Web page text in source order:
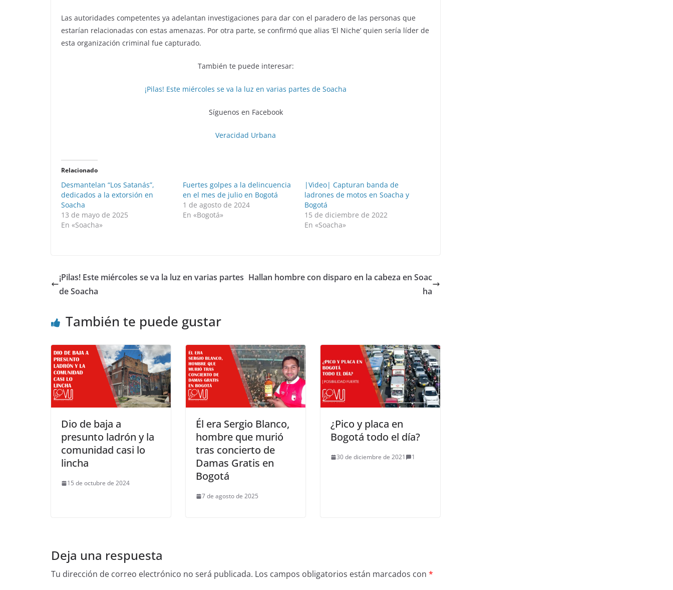
Las autoridades competentes ya adelantan investigaciones para dar con el paradero de las personas que
estarían relacionadas con estas amenazas. Por otra parte, se confirmó que alias ‘El Niche’ quien sería líder de
esta organización criminal fue capturado.
También te puede interesar:
¡Pilas! Este miércoles se va la luz en varias partes de Soacha
Síguenos en Facebook
Veracidad Urbana
Relacionado
Desmantelan “Los Satanás”,
dedicados a la extorsión en
Soacha
13 de mayo de 2025
En «Soacha»
Fuertes golpes a la delincuencia
en el mes de julio en Bogotá
1 de agosto de 2024
En «Bogotá»
|Video| Capturan banda de
ladrones de motos en Soacha y
Bogotá
15 de diciembre de 2022
En «Soacha»
¡Pilas! Este miércoles se va la luz en varias partes
de Soacha
Hallan hombre con disparo en la cabeza en Soac
ha
También te puede gustar
Dio de baja a
presunto ladrón y la
comunidad casi lo
lincha
15 de octubre de 2024
Él era Sergio Blanco,
hombre que murió
tras concierto de
Damas Gratis en
Bogotá
7 de agosto de 2025
¿Pico y placa en
Bogotá todo el día?
30 de diciembre de 2021 1
Deja una respuesta
Tu dirección de correo electrónico no será publicada. Los campos obligatorios están marcados con *